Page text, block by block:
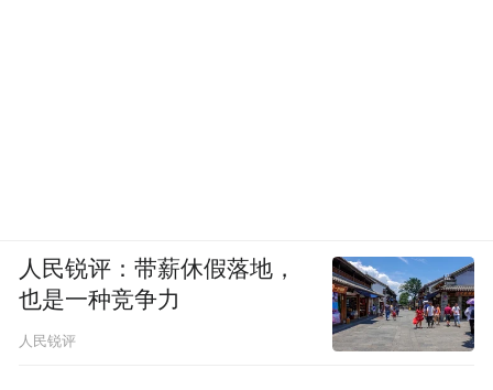
人民锐评：带薪休假落地，
也是一种竞争力
人民锐评